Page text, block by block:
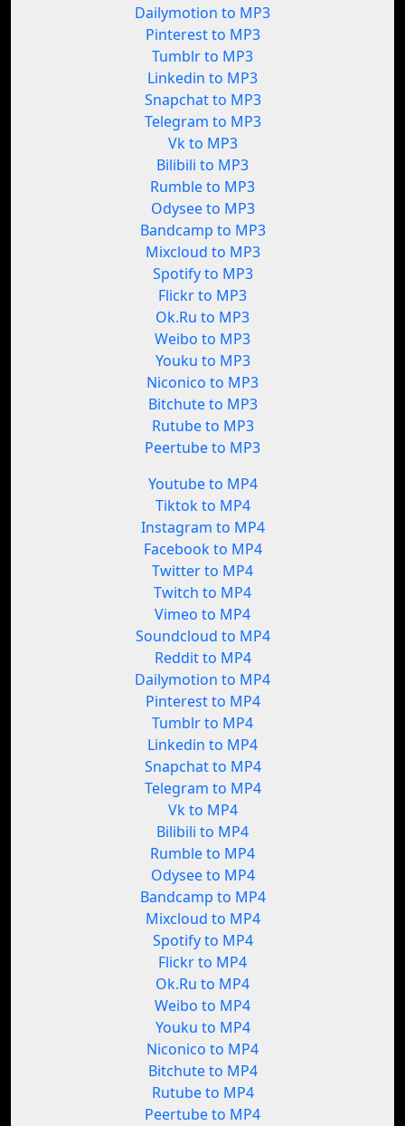
Dailymotion to MP3
Pinterest to MP3
Tumblr to MP3
Linkedin to MP3
Snapchat to MP3
Telegram to MP3
Vk to MP3
Bilibili to MP3
Rumble to MP3
Odysee to MP3
Bandcamp to MP3
Mixcloud to MP3
Spotify to MP3
Flickr to MP3
Ok.Ru to MP3
Weibo to MP3
Youku to MP3
Niconico to MP3
Bitchute to MP3
Rutube to MP3
Peertube to MP3
Youtube to MP4
Tiktok to MP4
Instagram to MP4
Facebook to MP4
Twitter to MP4
Twitch to MP4
Vimeo to MP4
Soundcloud to MP4
Reddit to MP4
Dailymotion to MP4
Pinterest to MP4
Tumblr to MP4
Linkedin to MP4
Snapchat to MP4
Telegram to MP4
Vk to MP4
Bilibili to MP4
Rumble to MP4
Odysee to MP4
Bandcamp to MP4
Mixcloud to MP4
Spotify to MP4
Flickr to MP4
Ok.Ru to MP4
Weibo to MP4
Youku to MP4
Niconico to MP4
Bitchute to MP4
Rutube to MP4
Peertube to MP4